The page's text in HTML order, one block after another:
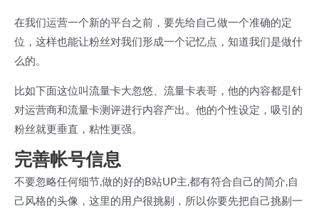
在我们运营一个新的平台之前，要先给自己做一个准确的定
位，这样也能让粉丝对我们形成一个记忆点，知道我们是做什
么的。
比如下面这位叫流量卡大忽悠、流量卡表哥，他的内容都是针
对运营商和流量卡测评进行内容产出。他的个性设定，吸引的
粉丝就更垂直，粘性更强。
完善帐号信息
不要忽略任何细节,做的好的B站UP主,都有符合自己的简介,自
己风格的头像，这里的用户很挑剔，所以你要先把自己挑剔一